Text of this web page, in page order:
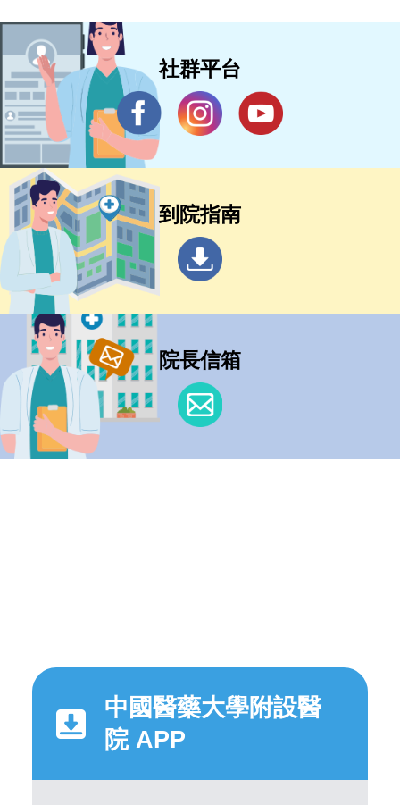
社群平台
到院指南
院長信箱
中國醫藥大學附設醫
院 APP